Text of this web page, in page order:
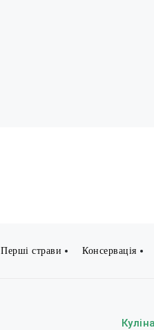
Перші страви Консервація